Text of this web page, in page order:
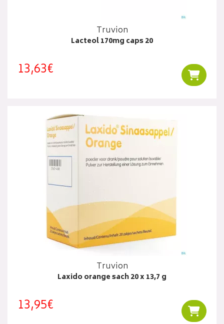
Truvion
Lacteol 170mg caps 20
13,63€
Truvion
Laxido orange sach 20 x 13,7 g
13,95€